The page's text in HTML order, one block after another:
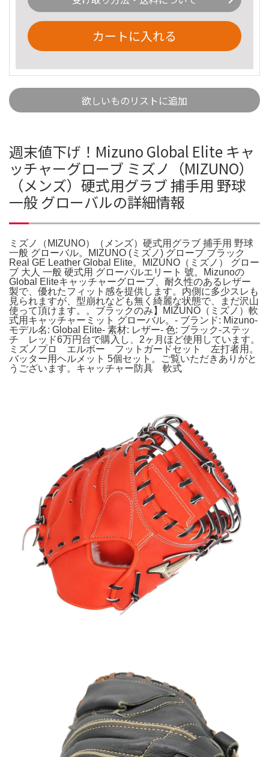
カートに入れる
欲しいものリストに追加
週末値下げ！Mizuno Global Elite キャ
ッチャーグローブ ミズノ（MIZUNO）
（メンズ）硬式用グラブ 捕手用 野球
一般 グローバルの詳細情報
ミズノ（MIZUNO）（メンズ）硬式用グラブ 捕手用 野球
一般 グローバル。MIZUNO (ミズノ) グローブ ブラック
Real GE Leather Global Elite。MIZUNO（ミズノ） グロー
ブ 大人 一般 硬式用 グローバルエリート 號。Mizunoの
Global Eliteキャッチャーグローブ、耐久性のあるレザー
製で、優れたフィット感を提供します。内側に多少スレも
見られますが、型崩れなども無く綺麗な状態で、まだ沢山
使って頂けます。。ブラックのみ】MIZUNO（ミズノ）軟
式用キャッチャーミット グローバル。- ブランド: Mizuno-
モデル名: Global Elite- 素材: レザー- 色: ブラック-ステッ
チ レッド6万円台で購入し、2ヶ月ほど使用しています。
ミズノプロ エルボー フットガードセット 左打者用。
バッター用ヘルメット 5個セット。ご覧いただきありがと
うございます。キャッチャー防具 軟式